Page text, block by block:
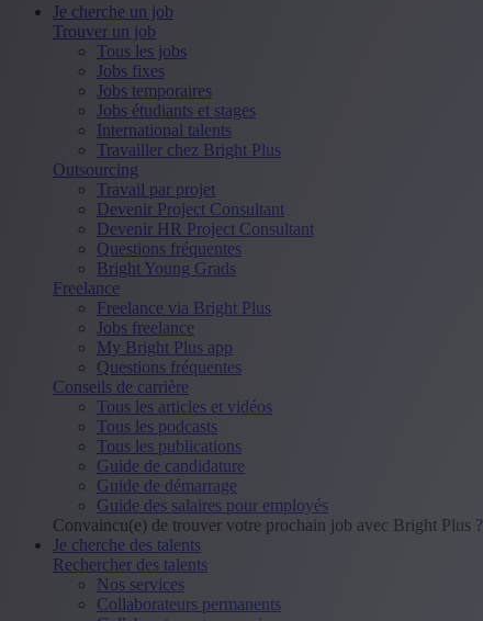
Je cherche un job
Trouver un job
Tous les jobs
Jobs fixes
Jobs temporaires
Jobs étudiants et stages
International talents
Travailler chez Bright Plus
Outsourcing
Travail par projet
Devenir Project Consultant
Devenir HR Project Consultant
Questions fréquentes
Bright Young Grads
Freelance
Freelance via Bright Plus
Jobs freelance
My Bright Plus app
Questions fréquentes
Conseils de carrière
Tous les articles et vidéos
Tous les podcasts
Tous les publications
Guide de candidature
Guide de démarrage
Guide des salaires pour employés
Convaincu(e) de trouver votre prochain job avec Bright Plus ?
Je cherche des talents
Rechercher des talents
Nos services
Collaborateurs permanents